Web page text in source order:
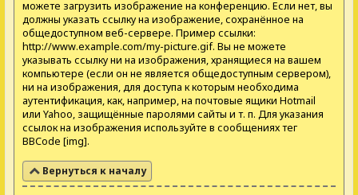
можете загрузить изображение на конференцию. Если нет, вы
должны указать ссылку на изображение, сохранённое на
общедоступном веб-сервере. Пример ссылки:
http://www.example.com/my-picture.gif. Вы не можете
указывать ссылку ни на изображения, хранящиеся на вашем
компьютере (если он не является общедоступным сервером),
ни на изображения, для доступа к которым необходима
аутентификация, как, например, на почтовые ящики Hotmail
или Yahoo, защищённые паролями сайты и т. п. Для указания
ссылок на изображения используйте в сообщениях тег
BBCode [img].
Вернуться к началу